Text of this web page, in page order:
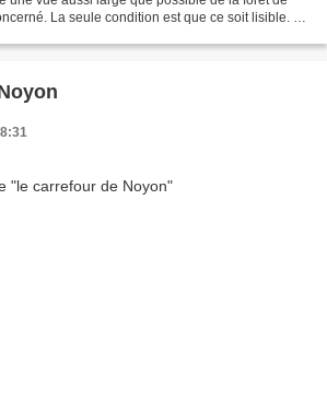
La seule condition est que ce soit lisible. La